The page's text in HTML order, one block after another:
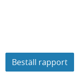
Beställ rapport